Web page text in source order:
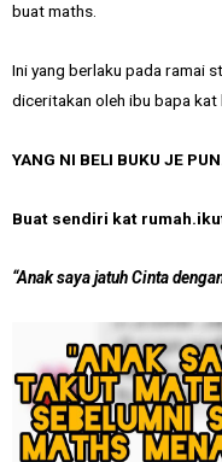
buat maths.
Ini yang berlaku pada ramai
diceritakan oleh ibu bapa kat
YANG NI BELI BUKU JE
Buat sendiri kat
“Anak saya jatuh Cinta